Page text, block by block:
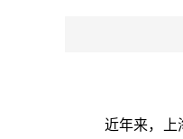
近年来，